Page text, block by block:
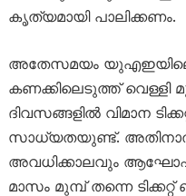
കൃത്യമായി പാലിക്കണം.
അതേസമയം
കണക്കിലെടുത്ത് വെള്ളി
ദിവസങ്ങളിൽ വിമാന
സാധ്യതയുണ്ട്.
അവധിക്കാലവും
മാസം മുമ്പ് തന്നെ